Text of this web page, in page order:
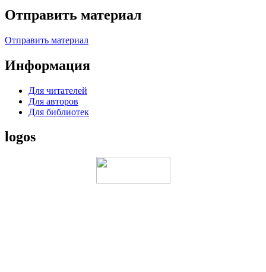
Отправить материал
Отправить материал
Информация
Для читателей
Для авторов
Для библиотек
logos